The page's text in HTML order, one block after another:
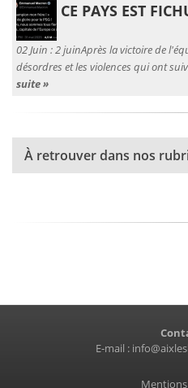
CE PAYS EST
02 Juin :2 juinAprès la victoire de
désordres et les violences qui ont
suite »
À retrouver dans nos
E-mail :